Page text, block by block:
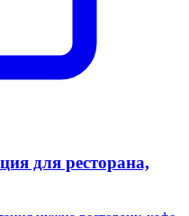
для ресторана,